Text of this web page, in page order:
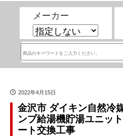
メーカー
2022年4月15日
金沢市 ダイキン自然冷
ンプ給湯機貯湯ユニッ
ート交換工事